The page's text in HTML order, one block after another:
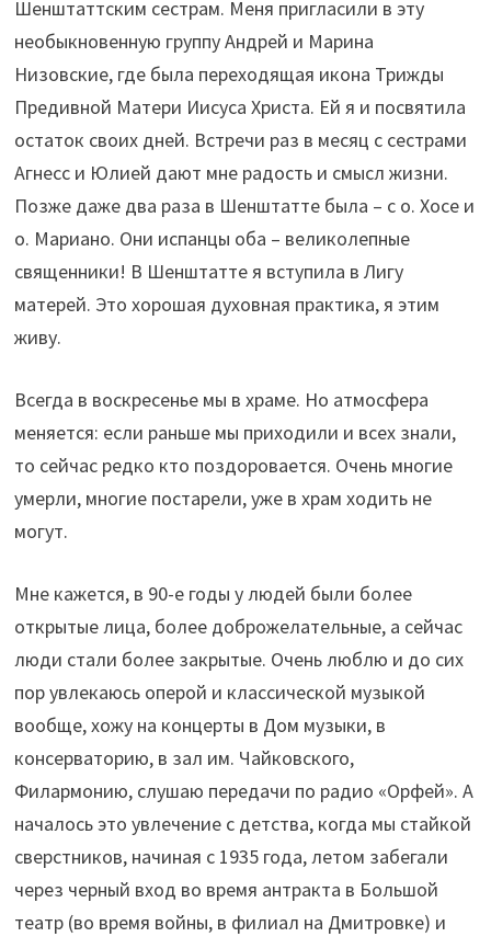
Шенштаттским сестрам. Меня пригласили в эту
необыкновенную группу Андрей и Марина
Низовские, где была переходящая икона Трижды
Предивной Матери Иисуса Христа. Ей я и посвятила
остаток своих дней. Встречи раз в месяц с сестрами
Агнесс и Юлией дают мне радость и смысл жизни.
Позже даже два раза в Шенштатте была – с о. Хосе и
о. Мариано. Они испанцы оба – великолепные
священники! В Шенштатте я вступила в Лигу
матерей. Это хорошая духовная практика, я этим
живу.
Всегда в воскресенье мы в храме. Но атмосфера
меняется: если раньше мы приходили и всех знали,
то сейчас редко кто поздоровается. Очень многие
умерли, многие постарели, уже в храм ходить не
могут.
Мне кажется, в 90-е годы у людей были более
открытые лица, более доброжелательные, а сейчас
люди стали более закрытые. Очень люблю и до сих
пор увлекаюсь оперой и классической музыкой
вообще, хожу на концерты в Дом музыки, в
консерваторию, в зал им. Чайковского,
Филармонию, слушаю передачи по радио «Орфей». А
началось это увлечение с детства, когда мы стайкой
сверстников, начиная с 1935 года, летом забегали
через черный вход во время антракта в Большой
театр (во время войны, в филиал на Дмитровке) и